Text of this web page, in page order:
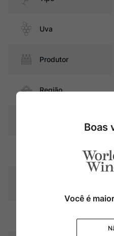
Uva
Produtor
Região
Boas
Você é